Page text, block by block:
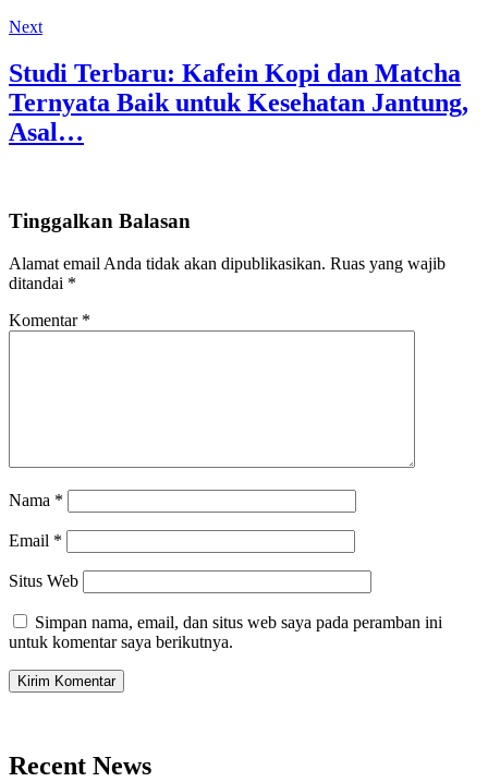
Next
Studi Terbaru: Kafein Kopi dan Matcha
Ternyata Baik untuk Kesehatan Jantung,
Asal…
Tinggalkan Balasan
Alamat email Anda tidak akan dipublikasikan. Ruas yang wajib
ditandai *
Komentar *
Nama *
Email *
Situs Web
Simpan nama, email, dan situs web saya pada peramban ini
untuk komentar saya berikutnya.
Recent News